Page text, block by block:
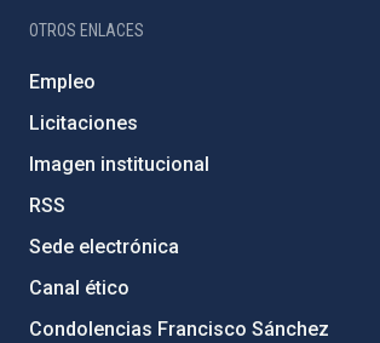
OTROS ENLACES
Empleo
Licitaciones
Imagen institucional
RSS
Sede electrónica
Canal ético
Condolencias Francisco Sánchez